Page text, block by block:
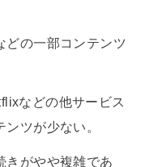
どの一部コンテンツ
などの他サービス
ツが少ない。
きがやや複雑であ